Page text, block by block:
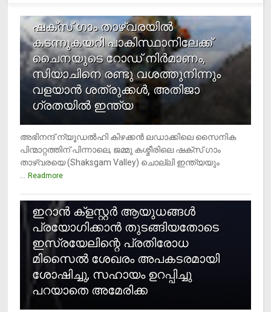
ഷക്സ് ​ഗാം താഴ്‌വരയിൽ
കടന്നുകയറി പാകിസ്ഥാനിലേക്ക്
ചൈനയുടെ റോഡ് നിർമാണം,
സിയാചിനെ രണ്ടു വശത്തുനിന്നും
വളയാൻ ശത്രുക്കൾ, അതിജാ​
ഗ്രതയിൽ ഇന്ത്യ
അഭിനന്ദ് ന്യൂഡൽഹി കിഴക്കൻ ലഡാക്കിലെ സൈനിക
പിന്മാറ്റത്തിന് പിന്നാലെ, ജമ്മു കശ്മീരിലെ ഷക്സ് ​ഗാം
താഴ്‌വരയെ (Shaksgam Valley) ചൊല്ലി ഇന്ത്യയും
Readmore
ഇറാന്‍ ക്‌ളസ്റ്റര്‍ ആയുധങ്ങള്‍
പ്രയോഗിക്കാന്‍ തുടങ്ങിയതോടെ
ഇസ്രയേലിന്റെ പ്രതിരോധ
മിസൈല്‍ ശേഖരം അപകടരമായി
ശോഷിച്ചു, സഹായം ഉറപ്പിച്ചു
പറയാതെ അമേരിക്ക